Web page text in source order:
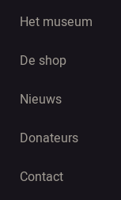
Het museum
De shop
Nieuws
Donateurs
Contact